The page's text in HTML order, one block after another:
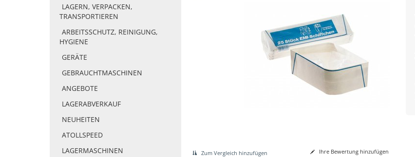
LAGERN, VERPACKEN,
TRANSPORTIEREN
ARBEITSSCHUTZ, REINIGUNG,
HYGIENE
GERÄTE
GEBRAUCHTMASCHINEN
ANGEBOTE
LAGERABVERKAUF
NEUHEITEN
ATOLLSPEED
LAGERMASCHINEN
Zum Vergleich hinzufügen Ihre Bewertung hinzufügen